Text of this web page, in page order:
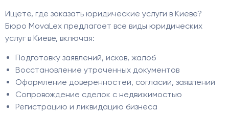
Ищете, где заказать юридические услуги в Киеве?
Бюро MovaLex предлагает все виды юридических
услуг в Киеве, включая:
Подготовку заявлений, исков, жалоб
Восстановление утраченных документов
Оформление доверенностей, согласий, заявлений
Сопровождение сделок с недвижимостью
Регистрацию и ликвидацию бизнеса